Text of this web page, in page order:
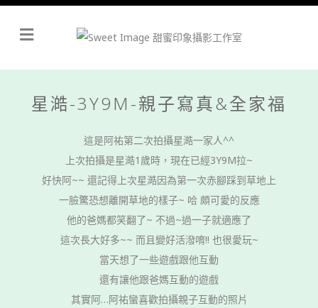
Menu
星澔-3Y9M-親子寫真&全家福
這是阿祐第二次拍攝星澔一家人^^
上次拍攝是星澔1歲時，現在已經3Y9M拉~
好快阿~~ 還記得上次星澔因為第一次赤腳踩到草地上
一臉驚恐想離開草地的樣子~ 哈 頗可愛的反應
他的爸媽都笑翻了~ 不過~過一子就適應了
這次長大好多~~ 而且變好活潑唷!! 也很愛玩~
當天想了一些遊戲跟他互動
還有讓他跟爸媽互動的遊戲
其實阿…阿祐蠻喜歡拍攝親子互動的照片